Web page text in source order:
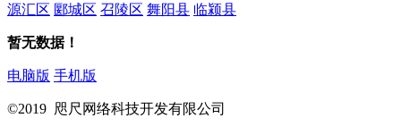
源汇区 郾城区 召陵区 舞阳县 临颍县
暂无数据！
电脑版 手机版
©2019 咫尺网络科技开发有限公司